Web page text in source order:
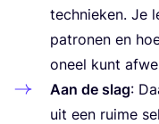
tech­nie­ken. Je
patro­nen en
o­neel kunt
Aan de slag:
uit een rui­me